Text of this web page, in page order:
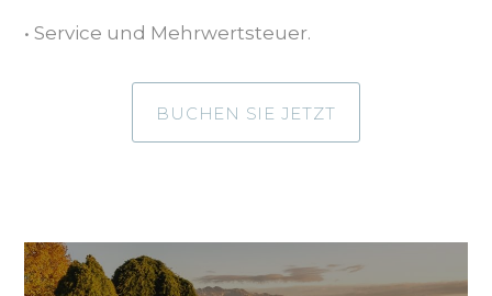
• Service und Mehrwertsteuer.
BUCHEN SIE JETZT